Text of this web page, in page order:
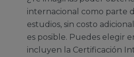
internacional como parte
estudios, sin costo
es posible. Puedes elegir
incluyen la Certificación